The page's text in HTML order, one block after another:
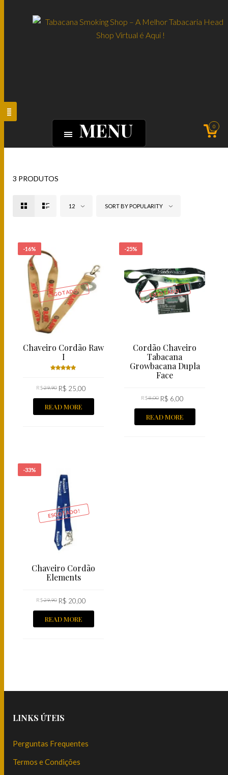
MENU 0
3 PRODUTOS
12 SORT BY POPULARITY
-16%
ESGOTADO!
Chaveiro Cordão Raw
I
5.00out
of 5
R$29,90 R$ 25,00
READ MORE
-25%
ESGOTADO!
Cordão Chaveiro
Tabacana
Growbacana Dupla
Face
R$8,00 R$ 6,00
READ MORE
-33%
ESGOTADO!
Chaveiro Cordão
Elements
R$29,90 R$ 20,00
READ MORE
LINKS ÚTEIS
Perguntas Frequentes
Termos e Condições